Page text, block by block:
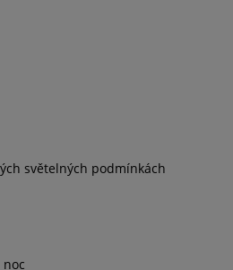
světelných podmínkách